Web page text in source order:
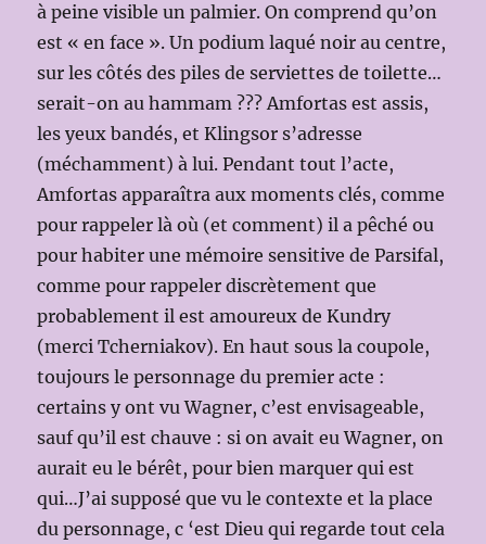
à peine visible un palmier. On comprend qu’on
est « en face ». Un podium laqué noir au centre,
sur les côtés des piles de serviettes de toilette…
serait-on au hammam ??? Amfortas est assis,
les yeux bandés, et Klingsor s’adresse
(méchamment) à lui. Pendant tout l’acte,
Amfortas apparaîtra aux moments clés, comme
pour rappeler là où (et comment) il a pêché ou
pour habiter une mémoire sensitive de Parsifal,
comme pour rappeler discrètement que
probablement il est amoureux de Kundry
(merci Tcherniakov). En haut sous la coupole,
toujours le personnage du premier acte :
certains y ont vu Wagner, c’est envisageable,
sauf qu’il est chauve : si on avait eu Wagner, on
aurait eu le bérêt, pour bien marquer qui est
qui…J’ai supposé que vu le contexte et la place
du personnage, c ‘est Dieu qui regarde tout cela